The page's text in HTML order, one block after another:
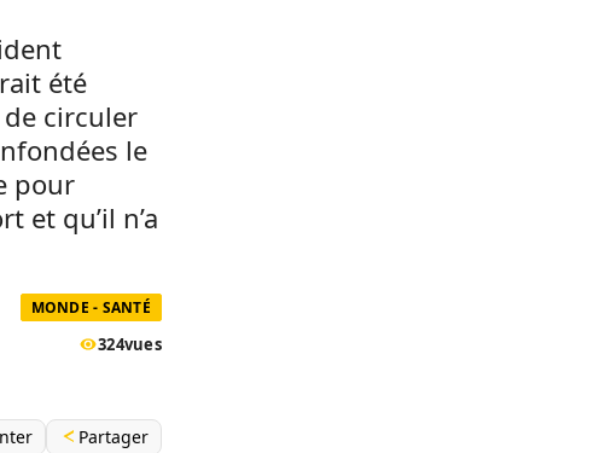
été
circuler
le
pour
et qu’il n’a
MONDE - SANTÉ
324vues
Partager